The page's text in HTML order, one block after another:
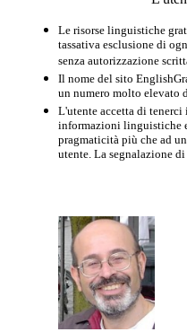
Le risorse linguistiche
tassativa esclusione di
senza autorizzazione
Il nome del sito
un numero molto elevato
L'utente accetta di
informazioni linguistiche
pragmaticità più che ad
utente. La segnalazione